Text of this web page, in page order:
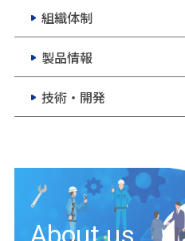
組織体制
製品情報
技術・開発